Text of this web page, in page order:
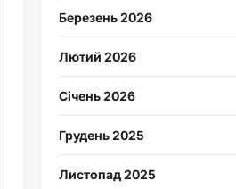
Березень 2026
Лютий 2026
Січень 2026
Грудень 2025
Листопад 2025